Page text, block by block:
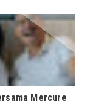
Mercure